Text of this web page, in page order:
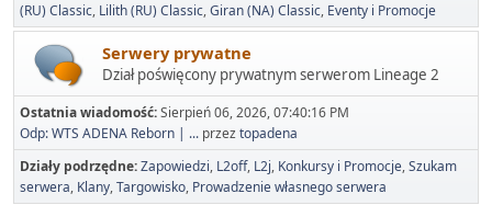
(RU) Classic Lilith (RU) Classic Giran (NA) Classic Eventy i Promocje
Serwery prywatne
Dział poświęcony prywatnym serwerom Lineage 2
Ostatnia wiadomość:Sierpień 06, 2026, 07:40:16 PM
Odp: WTS ADENA Reborn | ... przeztopadena
Działy podrzędne Zapowiedzi L2off L2j Konkursy i Promocje Szukam
serwera Klany Targowisko Prowadzenie własnego serwera